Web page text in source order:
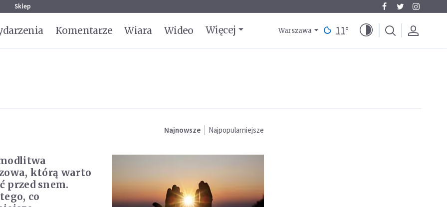
Sklep
Komentarze Wiara Wideo Więcej Warszawa 11°
Najnowsze Najpopularniejsze
którą warto
przed snem.
co